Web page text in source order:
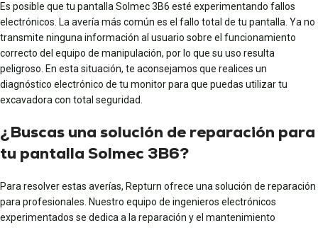
Es posible que tu pantalla Solmec 3B6 esté experimentando fallos
electrónicos. La avería más común es el fallo total de tu pantalla. Ya no
transmite ninguna información al usuario sobre el funcionamiento
correcto del equipo de manipulación, por lo que su uso resulta
peligroso. En esta situación, te aconsejamos que realices un
diagnóstico electrónico de tu monitor para que puedas utilizar tu
excavadora con total seguridad.
¿Buscas una solución de reparación para
tu pantalla Solmec 3B6?
Para resolver estas averías, Repturn ofrece una solución de reparación
para profesionales. Nuestro equipo de ingenieros electrónicos
experimentados se dedica a la reparación y el mantenimiento